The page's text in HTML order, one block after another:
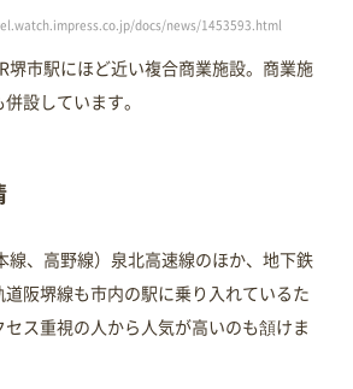
docs/news/1453593.html
堺市駅にほど近い複合商業施設。商業施
設しています。
線、高野線）泉北高速線のほか、地下鉄
阪堺線も市内の駅に乗り入れているた
ス重視の人から人気が高いのも頷けま